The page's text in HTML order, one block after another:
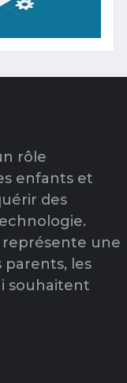
rôle
enfants et
des
représente une
les
souhaitent